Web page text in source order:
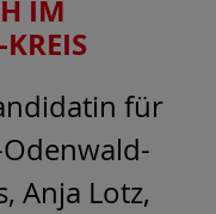
IM
für
Anja Lotz,